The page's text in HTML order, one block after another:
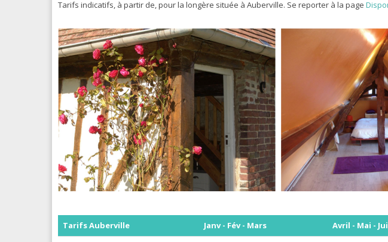
Tarifs indicatifs, à partir de, pour la longère située à Auberville. Se reporter à la page
Tarifs Auberville Janv - Fév - Mars Avril - Mai -